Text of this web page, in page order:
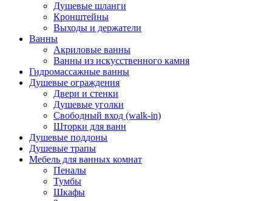
Душевые шланги
Кронштейны
Выходы и держатели
Ванны
Акриловые ванны
Ванны из искусственного камня
Гидромассажные ванны
Душевые ограждения
Двери и стенки
Душевые уголки
Свободный вход (walk-in)
Шторки для ванн
Душевые поддоны
Душевые трапы
Мебель для ванных комнат
Пеналы
Тумбы
Шкафы